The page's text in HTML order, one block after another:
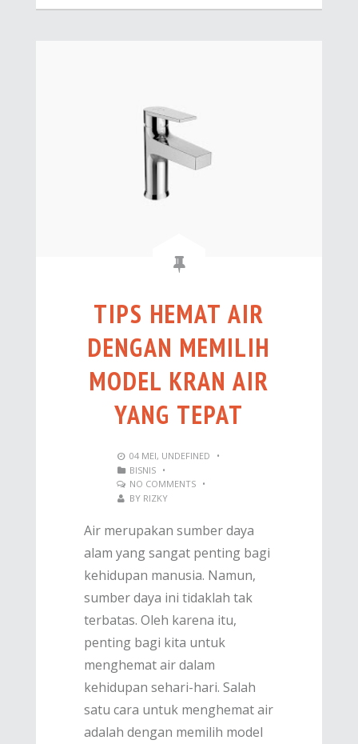
TIPS HEMAT AIR
DENGAN MEMILIH
MODEL KRAN AIR
YANG TEPAT
04 MEI, UNDEFINED
•
BISNIS
•
NO COMMENTS
•
BY RIZKY
Air merupakan sumber daya
alam yang sangat penting bagi
kehidupan manusia. Namun,
sumber daya ini tidaklah tak
terbatas. Oleh karena itu,
penting bagi kita untuk
menghemat air dalam
kehidupan sehari-hari. Salah
satu cara untuk menghemat air
adalah dengan memilih model